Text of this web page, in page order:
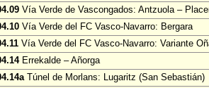
Vía Verde de Vascongados: Antzuola –
Vía Verde del FC Vasco-Navarro: Bergara
Vía Verde del FC Vasco-Navarro: Variante
Errekalde – Añorga
Túnel de Morlans: Lugaritz (San Sebastián)